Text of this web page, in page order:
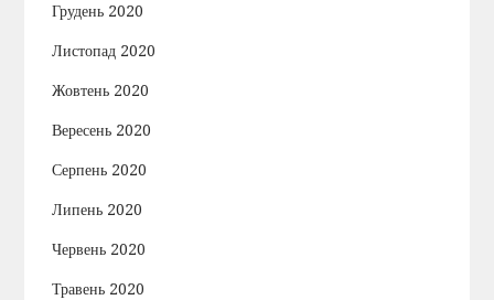
Грудень 2020
Листопад 2020
Жовтень 2020
Вересень 2020
Серпень 2020
Липень 2020
Червень 2020
Травень 2020